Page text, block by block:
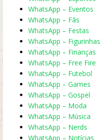
WhatsApp – Eventos
WhatsApp – Fãs
WhatsApp – Festas
WhatsApp – Figurinhas
WhatsApp – Finanças
WhatsApp – Free Fire
WhatsApp – Futebol
WhatsApp – Games
WhatsApp – Gospel
WhatsApp – Moda
WhatsApp – Música
WhatsApp – Nerds
WhatsApp – Notícias